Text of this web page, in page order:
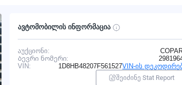
ავტომობილის ინფორმაცია
აუქციონი:
Ბევრი ნომერი:
VIN:
1D8HB48207F561527VIN-ის
შეიძინე Stat Report